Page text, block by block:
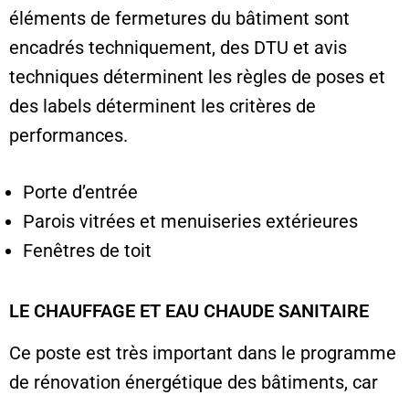
éléments de fermetures du bâtiment sont
encadrés techniquement, des DTU et avis
techniques déterminent les règles de poses et
des labels déterminent les critères de
performances.
Porte d’entrée
Parois vitrées et menuiseries extérieures
Fenêtres de toit
LE CHAUFFAGE ET EAU CHAUDE SANITAIRE
Ce poste est très important dans le programme
de rénovation énergétique des bâtiments, car